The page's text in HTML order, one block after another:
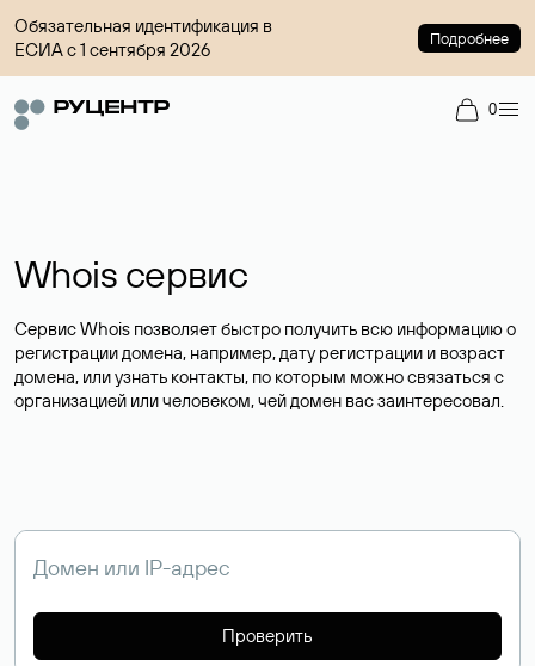
Обязательная идентификация в
ЕСИА с 1 сентября 2026
Подробнее
0
Whois сервис
Сервис Whois позволяет быстро получить всю информацию о
регистрации домена, например, дату регистрации и возраст
домена, или узнать контакты, по которым можно связаться с
организацией или человеком, чей домен вас заинтересовал.
Проверить